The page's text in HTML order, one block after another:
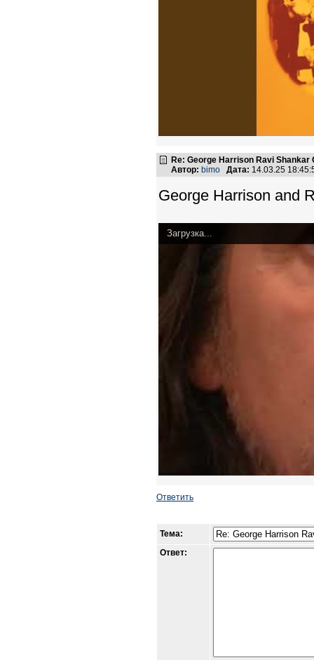
Re: George Harrison Ravi
Автор: bimo Дата: 14.03.25
George Harrison and
Загрузка...
Ответить
Тема:
Ответ: